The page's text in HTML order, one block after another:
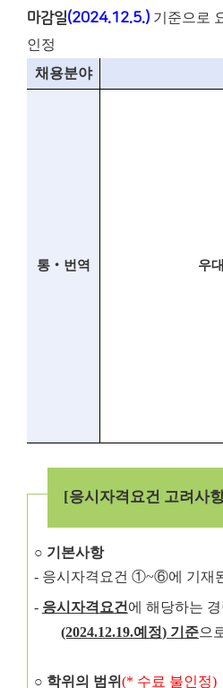
마감일(2024.12.5.) 기준으로
인정
채용분야
통‧ 번역 우
[응시자격요건 고려사
○ 기본사항
- 응시자격요건 ①~⑥에 기재
- 응시자격요건 에 해당하는
(2024.12.19.예정) 기준으
○ 학위의 범위 (* 수료 불인정)